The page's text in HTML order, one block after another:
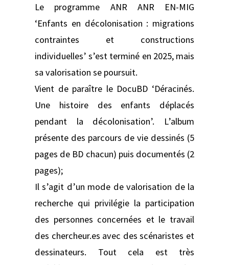
Le programme ANR ANR EN-MIG
‘Enfants en décolonisation : migrations
contraintes et constructions
individuelles’ s’est terminé en 2025, mais
sa valorisation se poursuit.
Vient de paraître le DocuBD ‘Déracinés.
Une histoire des enfants déplacés
pendant la décolonisation’. L’album
présente des parcours de vie dessinés (5
pages de BD chacun) puis documentés (2
pages);
Il s’agit d’un mode de valorisation de la
recherche qui privilégie la participation
des personnes concernées et le travail
des chercheur.es avec des scénaristes et
dessinateurs. Tout cela est très